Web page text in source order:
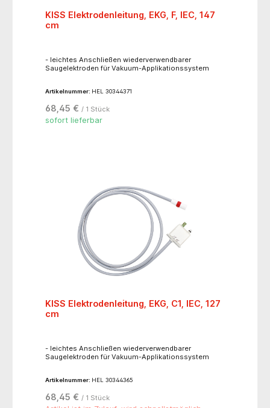
KISS Elektrodenleitung, EKG, F, IEC, 147
cm
- leichtes Anschließen wiederverwendbarer
Saugelektroden für Vakuum-Applikationssystem
Artikelnummer: HEL 30344371
68,45 € / 1 Stück
sofort lieferbar
KISS Elektrodenleitung, EKG, C1, IEC, 127
cm
- leichtes Anschließen wiederverwendbarer
Saugelektroden für Vakuum-Applikationssystem
Artikelnummer: HEL 30344365
68,45 € / 1 Stück